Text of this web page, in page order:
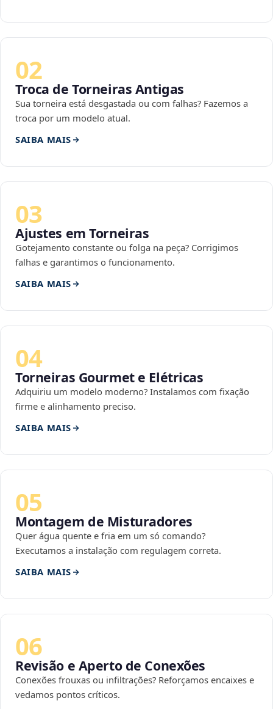
02
Troca de Torneiras Antigas
Sua torneira está desgastada ou com falhas? Fazemos a
troca por um modelo atual.
SAIBA MAIS
03
Ajustes em Torneiras
Gotejamento constante ou folga na peça? Corrigimos
falhas e garantimos o funcionamento.
SAIBA MAIS
04
Torneiras Gourmet e Elétricas
Adquiriu um modelo moderno? Instalamos com fixação
firme e alinhamento preciso.
SAIBA MAIS
05
Montagem de Misturadores
Quer água quente e fria em um só comando?
Executamos a instalação com regulagem correta.
SAIBA MAIS
06
Revisão e Aperto de Conexões
Conexões frouxas ou infiltrações? Reforçamos encaixes e
vedamos pontos críticos.